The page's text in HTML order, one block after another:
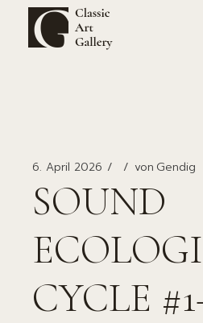
springen
6. April 2026 von Gendig
SOUND
CYCLE